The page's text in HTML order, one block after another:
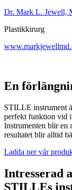
Dr. Mark L. Jewell,
Plastikkirurg
En
STILLE instrument
perfekt funktion vid
Instrumenten blir en
resultatet blir alltid
Ladda ner vår
Intresserad
STILLEs